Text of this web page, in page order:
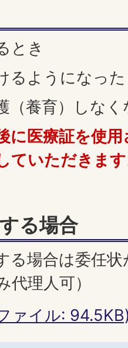
とき
るようになっ
（養育）しな
に医療証を使
ていただきま
る場合
る場合は委任
理人可）
ァイル: